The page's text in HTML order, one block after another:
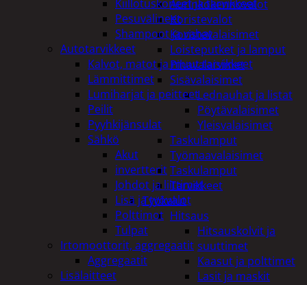
Aurinkokennovalot
Koristevalot
Koristevalaisimet
Loisteputket ja lamput
Pihavalaisimet
Sisävalaisimet
Lednauhat ja listat
Pöytävalaisimet
Yleisvalaisimet
Taskulamput
Työmaavalaisimet
Taskulamput
Tarvikkeet
Työkalut
Hitsaus
Hitsauskolvit ja
suuttimet
Kaasut ja polttimet
Lasit ja maskit
Kiillotuskoneet ja tarvikkeet
Pesuvälineet
Shampoot ja vahat
Autotarvikkeet
Kalvot, matot ja muut tarvikkeet
Lämmittimet
Lumiharjat ja peitteet
Peilit
Pyyhkijänsulat
Sähkö
Akut
invertterit
Johdot ja liittimet
Lisä ja työvalot
Polttimot
Tulpat
Irtomoottorit, aggregaatit
Aggregaatit
Lisälaitteet